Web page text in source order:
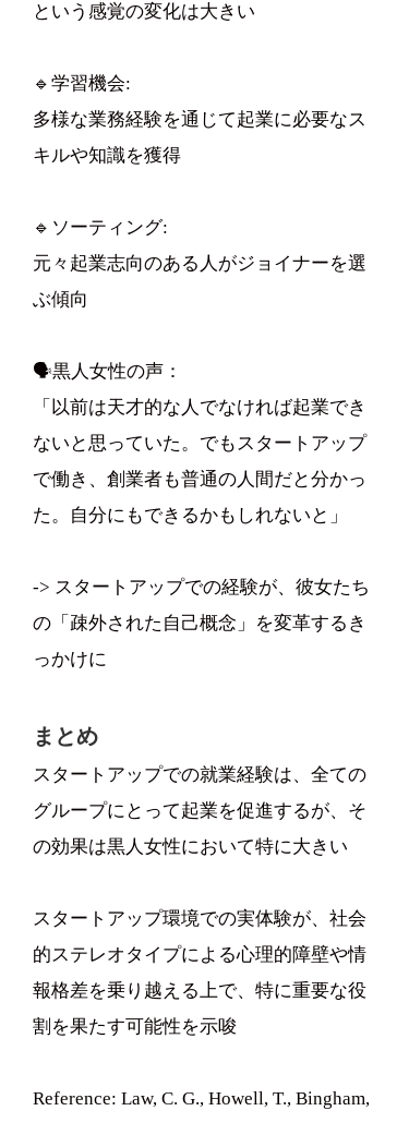
という感覚の変化は大きい
🔹学習機会:
多様な業務経験を通じて起業に必要なス
キルや知識を獲得
🔹ソーティング:
元々起業志向のある人がジョイナーを選
ぶ傾向
🗣️黒人女性の声：
「以前は天才的な人でなければ起業でき
ないと思っていた。でもスタートアップ
で働き、創業者も普通の人間だと分かっ
た。自分にもできるかもしれないと」
-> スタートアップでの経験が、彼女たち
の「疎外された自己概念」を変革するき
っかけに
まとめ
スタートアップでの就業経験は、全ての
グループにとって起業を促進するが、そ
の効果は黒人女性において特に大きい
スタートアップ環境での実体験が、社会
的ステレオタイプによる心理的障壁や情
報格差を乗り越える上で、特に重要な役
割を果たす可能性を示唆
Reference: Law, C. G., Howell, T., Bingham,